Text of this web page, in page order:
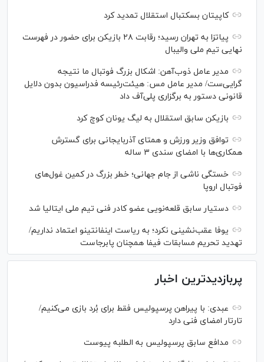
کاپیتان بسکتبال استقلال تمدید کرد
پیاتزا به تهران رسید؛ رقابت ۲۸ بازیکن برای حضور در فهرست
نهایی تیم ملی والیبال
مدیر عامل ذوب‌آهن: اشکال بزرگ فوتبال ما نتیجه
گرایی‌ست/ مدیر عامل مس: هیئت‌رئیسه فدراسیون بدون دلایل
قانونی دستور به برگزاری پلی‌آف داد
بازیکن سابق استقلال به لیگ یونان کوچ کرد
توافق وزیر ورزش و همتای آذربایجانی برای گسترش
همکاری‌ها با امضای سندی ۳ ساله
خستگی ناشی از جام جهانی؛ خطر بزرگ در کمین غول‌های
فوتبال اروپا
دستیار سابق قلعه‌نویی عضو کادر فنی تیم ملی ایتالیا شد
یوفا عقب‌نشینی نکرد؛ به ریاست اینفانتینو اعتماد نداریم/
تهدید تحریم مسابقات فیفا همچنان پابرجاست
پربازدیدترین اخبار
عبدی: با پیراهن پرسپولیس فقط برای بُرد بازی می‌کنیم/
تارتار امضای فنی دارد
مدافع سابق پرسپولیس به الطلبه پیوست